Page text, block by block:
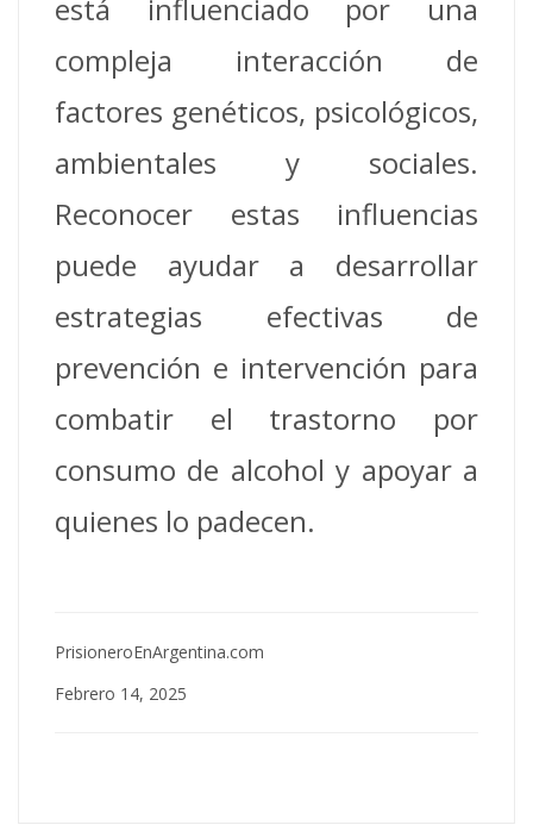
está influenciado por una
compleja interacción de
factores genéticos, psicológicos,
ambientales y sociales.
Reconocer estas influencias
puede ayudar a desarrollar
estrategias efectivas de
prevención e intervención para
combatir el trastorno por
consumo de alcohol y apoyar a
quienes lo padecen.
PrisioneroEnArgentina.com
Febrero 14, 2025